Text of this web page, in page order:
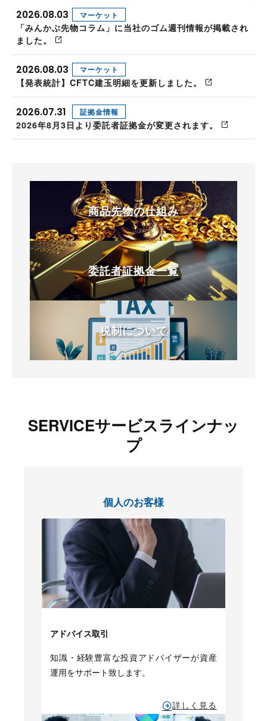
2026.08.03 マーケット
「みんかぶ先物コラム」に当社のゴム週刊情報が掲載され
ました。
2026.08.03 マーケット
【発表統計】CFTC建玉明細を更新しました。
2026.07.31 証拠金情報
2026年8月3日より委託者証拠金が変更されます。
商品先物の仕組み
委託者証拠金一覧
税制について
SERVICEサービスラインナッ
プ
個人のお客様
アドバイス取引
知識・経験豊富な投資アドバイザーが資産
運用をサポート致します。
詳しく見る